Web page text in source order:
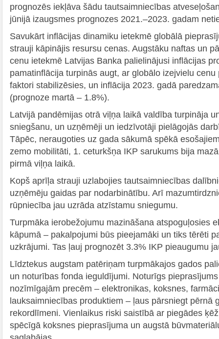
prognozēs iekļāva šādu tautsaimniecības
jūnijā izaugsmes prognozes 2021.–2023. gadam
Savukārt inflācijas dinamiku ietekmē globālā
strauji kāpinājis resursu cenas. Augstāku naftas un
cenu ietekmē Latvijas Banka palielinājusi inflācijas
pamatinflācija turpinās augt, ar globālo izejvielu
faktori stabilizēsies, un inflācija 2023. gadā
(prognoze martā – 1.8%).
Latvijā pandēmijas otrā viļņa laikā valdība turpināja
sniegšanu, un uzņēmēji un iedzīvotāji pielāgojās
Tāpēc, neraugoties uz gada sākumā spēkā
zemo mobilitāti, 1. ceturkšņa IKP sarukums bija
pirmā viļņa laikā.
Kopš aprīļa strauji uzlabojies tautsaimniecības
uzņēmēju gaidas par nodarbinātību. Arī
rūpniecība jau uzrāda atzīstamu sniegumu.
Turpmāka ierobežojumu mazināšana atspoguļosies
kāpumā – pakalpojumi būs pieejamāki un tiks tērēti
uzkrājumi. Tas ļauj prognozēt 3.3% IKP pieaugumu
Līdztekus augstam patēriņam turpmākajos gados
un noturības fonda ieguldījumi. Noturīgs
nozīmīgajām precēm – elektronikas, koksnes,
lauksaimniecības produktiem – ļaus pārsniegt pērnā
rekordlīmeni. Vienlaikus riski saistībā ar piegādes
spēcīgā koksnes pieprasījuma un augstā